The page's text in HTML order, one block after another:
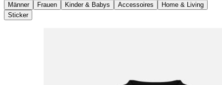
Männer Frauen Kinder & Babys Accessoires
Home & Living
Sticker